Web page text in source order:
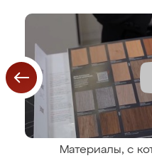
Материалы, с